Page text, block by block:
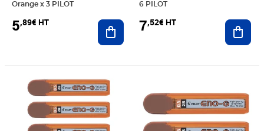
Orange x 3 PILOT
5,89€ HT Ajouter au panier
6 PILOT
7,52€ HT
Prix 6,51€ HT